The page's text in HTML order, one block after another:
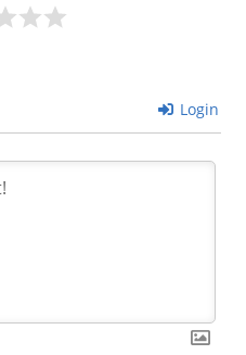
Login